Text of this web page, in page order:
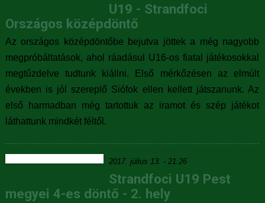
U19 - Strandfoci
Országos középdöntő
Az országos középdöntőbe bejutva jöttek a még nagyobb
megpróbáltatások, ahol ráadásul U16-os fiatal játékosokkal
megtűzdelve tudtunk kiállni. Első mérkőzésen az elmúlt
években is jól szereplő Siófok ellen kellett játszanunk. Az
első harmadban még tartottuk az iramot és szép játékot
láthattunk mindkét féltől.
2017. július 13. - 21:26
Strandfoci U19 Pest
megyei 4-es döntő - 2. hely